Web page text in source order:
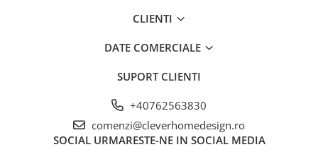
CLIENTI
DATE COMERCIALE
SUPORT CLIENTI
+40762563830
comenzi@cleverhomedesign.ro
SOCIAL URMARESTE-NE IN SOCIAL MEDIA